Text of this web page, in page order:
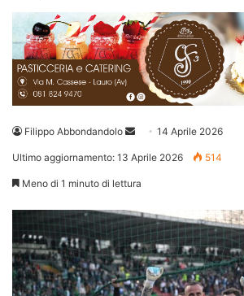
Filippo Abbondandolo
Invia 14 Aprile 2026
Ultimo aggiornamento: 13 Aprile 2026 514
Meno di 1 minuto di lettura